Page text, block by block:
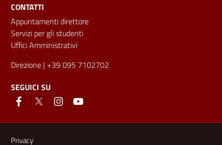
CONTATTI
Appuntamenti direttore
Servizi per gli studenti
Uffici Amministrativi
Direzione | +39 095 7102702
SEGUICI SU
Link e informazioni utili
Privacy